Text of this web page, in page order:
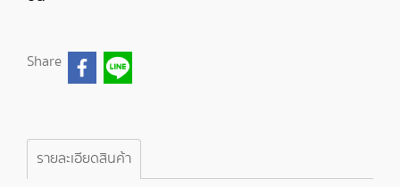
Share
รายละเอียดสินค้า